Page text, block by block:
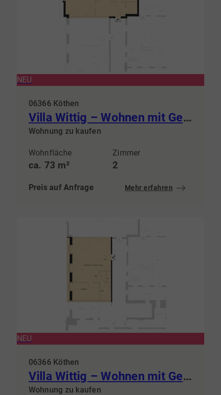
NEU
06366 Köthen
Villa Wittig – Wohnen mit Geschichte & steuerlichem Vorteil
Wohnung zu kaufen
Wohnfläche
ca. 73 m²
Zimmer
2
Preis auf Anfrage Mehr erfahren
NEU
06366 Köthen
Villa Wittig – Wohnen mit Geschichte & steuerlichem Vorteil
Wohnung zu kaufen